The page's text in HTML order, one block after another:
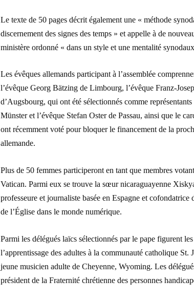
Le texte de 50 pages décrit également une « méthode
discernement des signes des temps » et appelle à de
ministère ordonné « dans un style et une mentalité
Les évêques allemands participant à l’assemblée
l’évêque Georg Bätzing de Limbourg, l’évêque Franz-
d’Augsbourg, qui ont été sélectionnés comme
Münster et l’évêque Stefan Oster de Passau, ainsi que le
ont récemment voté pour bloquer le financement de la
allemande.
Plus de 50 femmes participeront en tant que membres
Vatican. Parmi eux se trouve la sœur nicaraguayenne
professeure et journaliste basée en Espagne et
de l’Église dans le monde numérique.
Parmi les délégués laïcs sélectionnés par le pape figurent
l’apprentissage des adultes à la communauté catholique
jeune musicien adulte de Cheyenne, Wyoming. Les
président de la Fraternité chrétienne des personnes